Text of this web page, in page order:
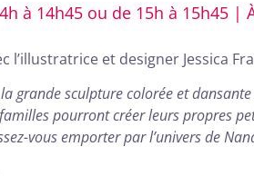
à 14h45 ou de 15h à 15h45
l’illustratrice et designer Jessica
grande sculpture colorée et
pourront créer leurs propres
vous emporter par l’univers de